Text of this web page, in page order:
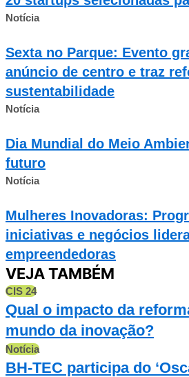
Notícia
Sexta no Parque: Evento
anúncio de centro e traz
sustentabilidade
Notícia
Dia Mundial do Meio
futuro
Notícia
Mulheres Inovadoras:
iniciativas e negócios
empreendedoras
VEJA TAMBÉM
CIS 24
Qual o impacto da
mundo da inovação?
Notícia
BH-TEC participa do